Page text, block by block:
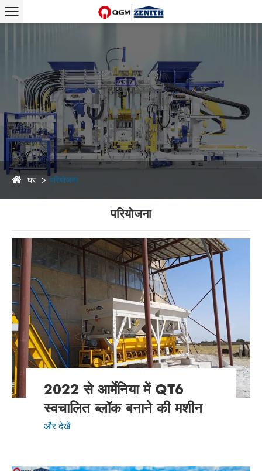
घर परियोजना
परियोजना
2022 से आर्मेनिया में QT6
स्वचालित ब्लॉक बनाने की मशीन
और देखें